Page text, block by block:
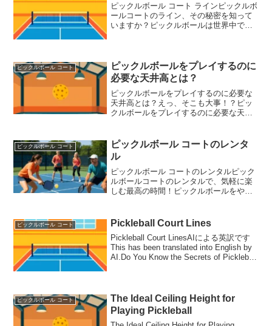
ピックルボール コート ラインピックルボ
ールコートのライン、その秘密を知って
いますか？ピックルボールは世界中で人
楽しさや戦略に大き...
ピックルボール コート
ピックルボールをプレイするのに
必要な天井高とは？
ピックルボールをプレイするのに必要な
天井高とは？えっ、そこも大事！？ピッ
クルボールをプレイするのに必要な天井
な違和感を覚えたことがあるなら、それ
はピックルボールをプレイ...
ピックルボール コート
ピックルボール コートのレンタ
ル
ピックルボール コートのレンタルピック
ルボールコートのレンタルで、気軽に楽
しむ最高の時間！ピックルボールをやっ
各地でピックルボール コートのレンタル
ピックルボール コート Pickleball Court Lines
Pickleball Court LinesAIによる英訳です
This has been translated into English by
AI.Do You Know the Secrets of Pickleball
ピックルボール コート
The Ideal Ceiling Height for
Playing Pickleball